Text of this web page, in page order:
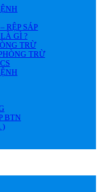
RỆP SÁP
GÌ ?
TRỪ
TRỪ
BTN
)